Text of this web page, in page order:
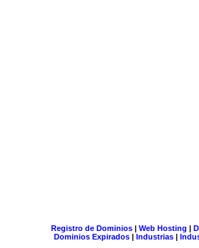
Registro de Dominios| Web Hosting |
Dominios Expirados | Industrias |